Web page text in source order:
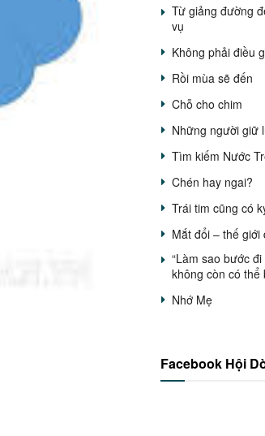
Từ giảng đường
vụ
Không phải điều
Rồi mùa sẽ đến
Chỗ cho chim
Những người giữ
Tìm kiếm Nước
Chén hay ngai?
Trái tim cũng có
Mắt đổi – thế giới
“Làm sao bước
không còn có thể
Nhớ Mẹ
Facebook Hội